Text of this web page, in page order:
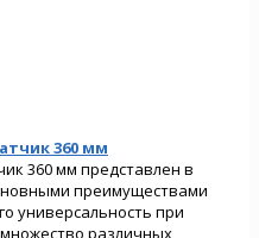
360 мм
360 мм представлен в
преимуществами
универсальность при
различных